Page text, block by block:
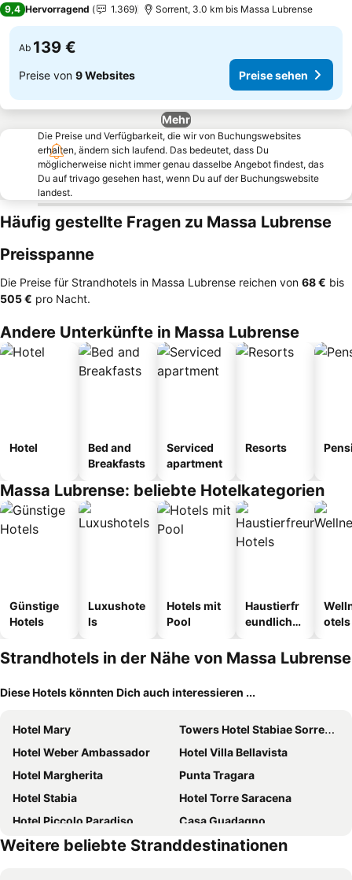
9,4 Hervorragend 1.369 Sorrent, 3.0 km bis Massa Lubrense
Ab 139 €
Preise von 9 Websites Preise sehen
Mehr
Die Preise und Verfügbarkeit, die wir von Buchungswebsites
erhalten, ändern sich laufend. Das bedeutet, dass Du
möglicherweise nicht immer genau dasselbe Angebot findest, das
Du auf trivago gesehen hast, wenn Du auf der Buchungswebsite
landest.
Häufig gestellte Fragen zu Massa Lubrense
Preisspanne
Die Preise für Strandhotels in Massa Lubrense reichen von ‎68 € bis
‎505 € pro Nacht.
Andere Unterkünfte in Massa Lubrense
Hotel
Bed and
Breakfasts
Serviced
apartment
Resorts
Massa Lubrense: beliebte Hotelkategorien
Günstige
Hotels
Luxushote
ls
Hotels mit
Pool
Haustierfr
eundliche
otels
Strandhotels in der Nähe von Massa Lubrense
Diese Hotels könnten Dich auch interessieren ...
Hotel Mary
Towers Hotel Stabiae Sorrento Coast
Hotel Weber Ambassador
Hotel Villa Bellavista
Hotel Margherita
Punta Tragara
Hotel Stabia
Hotel Torre Saracena
Hotel Piccolo Paradiso
Casa Guadagno
Hotel Miramare Stabia
Hotel Belair Sorrento
Weitere beliebte Stranddestinationen